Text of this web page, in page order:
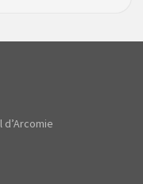
d’Arcomie